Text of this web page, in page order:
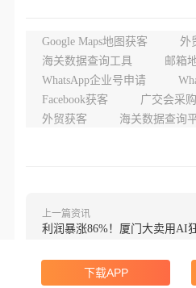
Google Maps地图获客
外
海关数据查询工具
邮箱
WhatsApp企业号申请
Facebook获客
广交会采
外贸获客
海关数据查询
上一篇资讯
利润暴涨86%！厦门大卖用AI
下载APP